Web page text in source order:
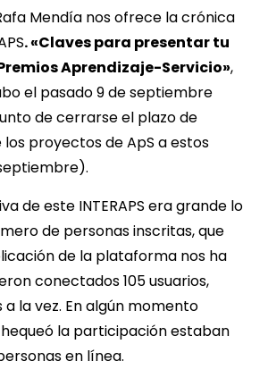
Mendía nos ofrece la crónica
. «Claves para presentar tu
Aprendizaje-Servicio»,
el pasado 9 de septiembre
de cerrarse el plazo de
proyectos de ApS a estos
de este INTERAPS era grande lo
de personas inscritas, que
de la plataforma nos ha
conectados 105 usuarios,
la vez. En algún momento
la participación estaban
en línea.